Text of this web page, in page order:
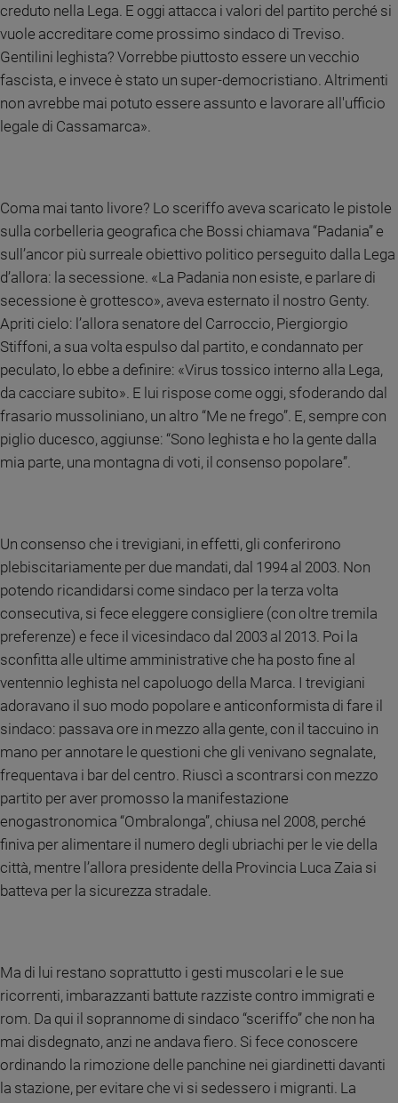
Vai
Riflessioni
Video
Podcast
Privacy
Policy
Chi
siamo
Contatti
Social
creduto nella Lega. E oggi attacca i valori del partito perché si
vuole accreditare come prossimo sindaco di Treviso.
Gentilini leghista? Vorrebbe piuttosto essere un vecchio
fascista, e invece è stato un super-democristiano. Altrimenti
non avrebbe mai potuto essere assunto e lavorare all'ufficio
legale di Cassamarca».
Coma mai tanto livore? Lo sceriffo aveva scaricato le pistole
sulla corbelleria geografica che Bossi chiamava “Padania” e
sull’ancor più surreale obiettivo politico perseguito dalla Lega
d’allora: la secessione. «La Padania non esiste, e parlare di
secessione è grottesco», aveva esternato il nostro Genty.
Apriti cielo: l’allora senatore del Carroccio, Piergiorgio
Stiffoni, a sua volta espulso dal partito, e condannato per
peculato, lo ebbe a definire: «Virus tossico interno alla Lega,
da cacciare subito». E lui rispose come oggi, sfoderando dal
frasario mussoliniano, un altro “Me ne frego”. E, sempre con
piglio ducesco, aggiunse: “Sono leghista e ho la gente dalla
mia parte, una montagna di voti, il consenso popolare”.
Un consenso che i trevigiani, in effetti, gli conferirono
plebiscitariamente per due mandati, dal 1994 al 2003. Non
potendo ricandidarsi come sindaco per la terza volta
consecutiva, si fece eleggere consigliere (con oltre tremila
preferenze) e fece il vicesindaco dal 2003 al 2013. Poi la
sconfitta alle ultime amministrative che ha posto fine al
ventennio leghista nel capoluogo della Marca. I trevigiani
adoravano il suo modo popolare e anticonformista di fare il
sindaco: passava ore in mezzo alla gente, con il taccuino in
mano per annotare le questioni che gli venivano segnalate,
frequentava i bar del centro. Riuscì a scontrarsi con mezzo
partito per aver promosso la manifestazione
enogastronomica “Ombralonga”, chiusa nel 2008, perché
finiva per alimentare il numero degli ubriachi per le vie della
città, mentre l’allora presidente della Provincia Luca Zaia si
batteva per la sicurezza stradale.
Ma di lui restano soprattutto i gesti muscolari e le sue
ricorrenti, imbarazzanti battute razziste contro immigrati e
rom. Da qui il soprannome di sindaco “sceriffo” che non ha
mai disdegnato, anzi ne andava fiero. Si fece conoscere
ordinando la rimozione delle panchine nei giardinetti davanti
la stazione, per evitare che vi si sedessero i migranti. La